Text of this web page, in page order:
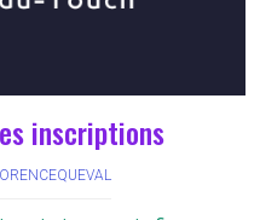
inscriptions